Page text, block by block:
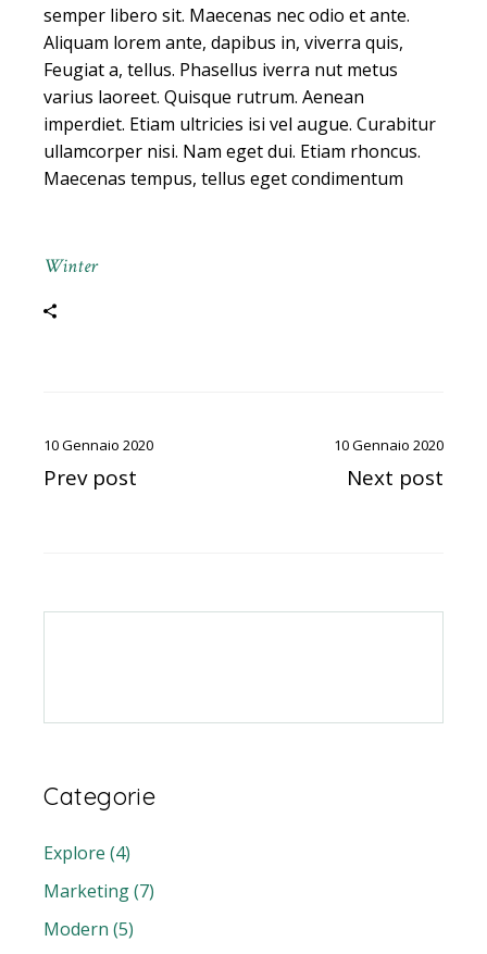
semper libero sit. Maecenas nec odio et ante.
Aliquam lorem ante, dapibus in, viverra quis,
Feugiat a, tellus. Phasellus iverra nut metus
varius laoreet. Quisque rutrum. Aenean
imperdiet. Etiam ultricies isi vel augue. Curabitur
ullamcorper nisi. Nam eget dui. Etiam rhoncus.
Maecenas tempus, tellus eget condimentum
Winter
10 Gennaio 2020
Prev post
10 Gennaio 2020
Next post
Categorie
Explore (4)
Marketing(7)
Modern (5)